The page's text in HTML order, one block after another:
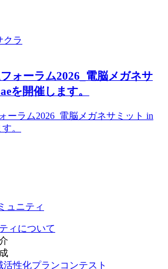
クラ
ォーラム2026_電脳メガネサ
を開催します。
ーラム2026_電脳メガネサミット in
。
ィについて
活性化プランコンテスト